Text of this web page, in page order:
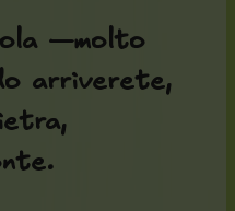
—molto
arriverete,